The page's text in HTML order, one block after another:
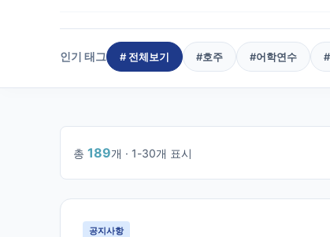
인기 태그 # 전체보기 #호주 #어학연수 #
총 189개 · 1-30개 표시
1/7
공지사항